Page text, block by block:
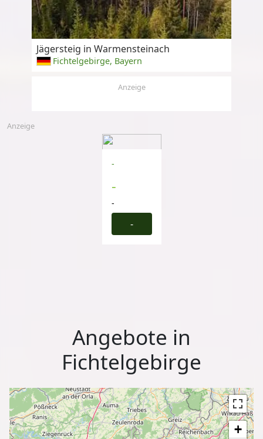
Jägersteig in Warmensteinach
Fichtelgebirge, Bayern
Anzeige
Anzeige
-
-
-
-
Angebote in
Fichtelgebirge
+